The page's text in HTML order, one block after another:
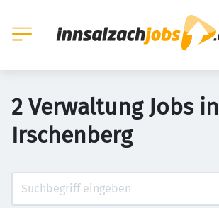
2 Verwaltung Jobs in
Irschenberg